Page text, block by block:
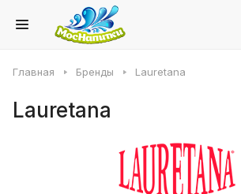
Главная Бренды Lauretana
Lauretana